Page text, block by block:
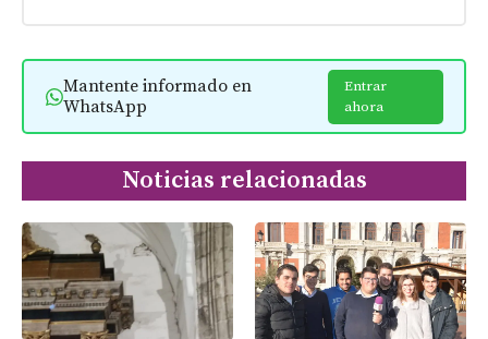
Mantente informado en
WhatsApp
Entrar
ahora
Noticias relacionadas